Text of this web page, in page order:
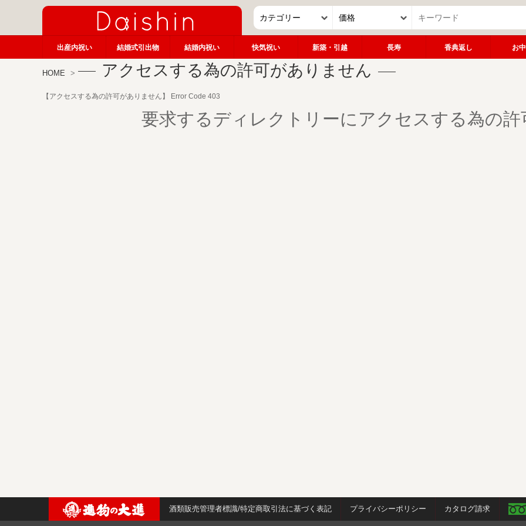
出産内祝い 結婚式引出物 結婚内祝い 快気祝い 新築・引越 長寿 香典返し お
HOME アクセスする為の許可がありません
【アクセスする為の許可がありません】 Error Code 403
要求するディレクトリーにアクセスする為の
酒類販売管理者標識/特定商取引法に基づく表記 プライバシーポリシー カタログ請求